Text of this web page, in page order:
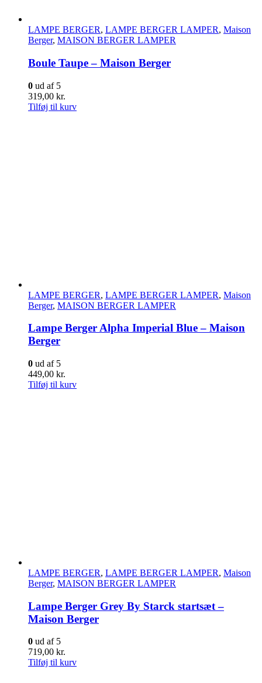
LAMPE BERGER, LAMPE BERGER LAMPER, Maison
Berger, MAISON BERGER LAMPER
Boule Taupe – Maison Berger
0 ud af 5
319,00 kr.
Tilføj til kurv
LAMPE BERGER, LAMPE BERGER LAMPER, Maison
Berger, MAISON BERGER LAMPER
Lampe Berger Alpha Imperial Blue – Maison
Berger
0 ud af 5
449,00 kr.
Tilføj til kurv
LAMPE BERGER, LAMPE BERGER LAMPER, Maison
Berger, MAISON BERGER LAMPER
Lampe Berger Grey By Starck startsæt –
Maison Berger
0 ud af 5
719,00 kr.
Tilføj til kurv